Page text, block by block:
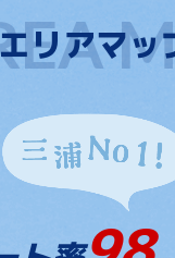
リアマッ